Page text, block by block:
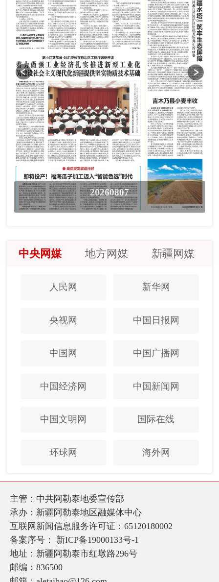
20260807
中央网媒 地方网媒 新疆网媒
人民网 新华网
央视网 中国日报网
中国网 中国广播网
中国经济网 中国新闻网
中国文明网 国际在线
环球网 海外网
主管：中共阿勒泰地委宣传部
承办：新疆阿勒泰地区融媒体中心
互联网新闻信息服务许可证：65120180002
备案序号： 新ICP备19000133号-1
地址：新疆阿勒泰市红墩路296号
邮编：836500